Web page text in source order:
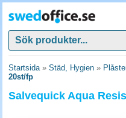
Startsida» Städ, Hygien »
20st/fp
Salvequick Aqua